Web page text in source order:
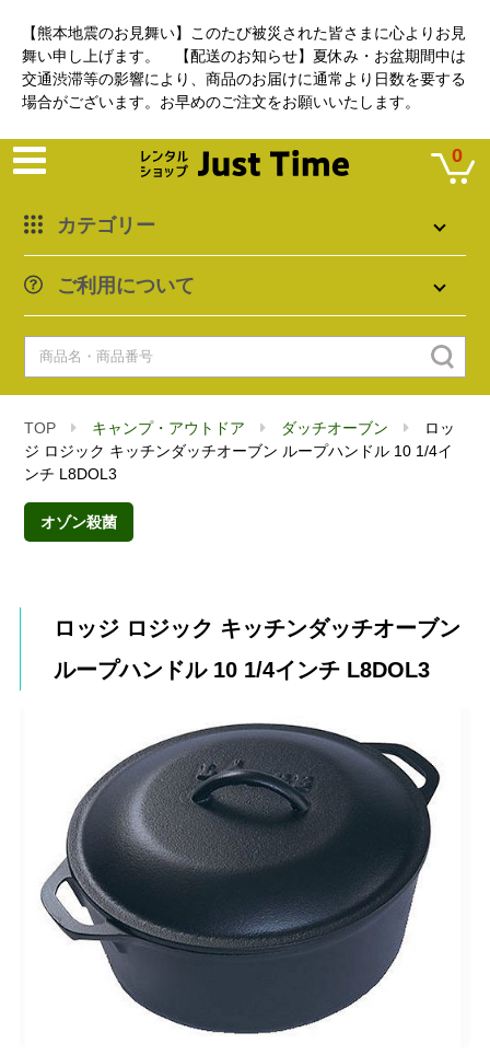
【熊本地震のお見舞い】このたび被災された皆さまに心よりお見
舞い申し上げます。 【配送のお知らせ】夏休み・お盆期間中は
交通渋滞等の影響により、商品のお届けに通常より日数を要する
場合がございます。お早めのご注文をお願いいたします。
カテゴリー
ご利用について
0
TOP キャンプ・アウトドア ダッチオーブン
ロッ
ジ ロジック キッチンダッチオーブン ループハンドル 10 1/4イ
ンチ L8DOL3
オゾン殺菌
ロッジ ロジック キッチンダッチオーブン
ループハンドル 10 1/4インチ L8DOL3